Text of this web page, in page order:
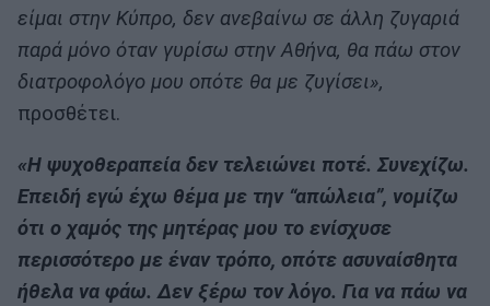
είμαι στην Κύπρο, δεν ανεβαίνω σε άλλη ζυγαριά
παρά μόνο όταν γυρίσω στην Αθήνα, θα πάω στον
διατροφολόγο μου οπότε θα με ζυγίσει»,
προσθέτει.
«Η ψυχοθεραπεία δεν τελειώνει ποτέ. Συνεχίζω.
Επειδή εγώ έχω θέμα με την “απώλεια”, νομίζω
ότι ο χαμός της μητέρας μου το ενίσχυσε
περισσότερο με έναν τρόπο, οπότε ασυναίσθητα
ήθελα να φάω. Δεν ξέρω τον λόγο. Για να πάω να